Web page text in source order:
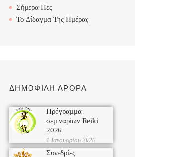
Σήμερα Πες
Το Δίδαγμα Της Ημέρας
ΔΗΜΟΦΙΛΗ ΑΡΘΡΑ
Πρόγραμμα
σεμιναρίων Reiki
2026
1 Ιανουαρίου 2026
Συνεδρίες